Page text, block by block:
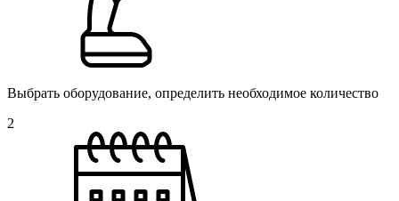
Выбрать оборудование, определить необходимое количество
2